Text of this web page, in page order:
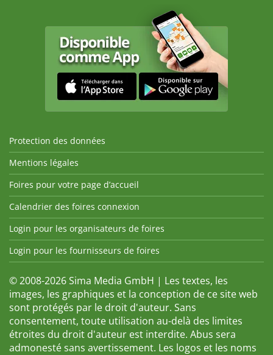
Protection des données
Mentions légales
Foires pour votre page d’accueil
Calendrier des foires connexion
Login pour les organisateurs de foires
Login pour les fournisseurs de foires
© 2008-2026 Sima Media GmbH | Les textes, les
images, les graphiques et la conception de ce site web
sont protégés par le droit d'auteur. Sans
consentement, toute utilisation au-delà des limites
étroites du droit d'auteur est interdite. Abus sera
admonesté sans avertissement. Les logos et les noms